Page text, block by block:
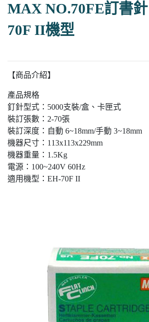
MAX NO.70FE訂書
70F II機型
【商品介紹】
產品規格
釘針型式：5000支裝/盒、卡匣式
裝訂張數：2-70張
裝訂深度：自動 6~18mm/手動 3~18mm
機器尺寸：113x113x229mm
機器重量：1.5Kg
電源：100~240V 60Hz
適用機型：EH-70F II